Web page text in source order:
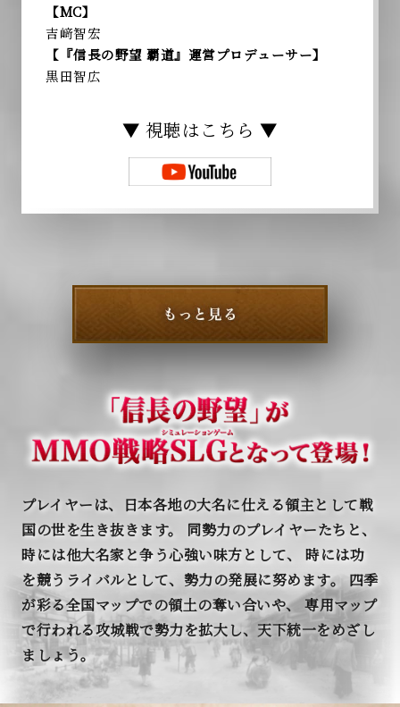
【MC】
吉﨑智宏
【『信長の野望 覇道』運営プロデューサー】
黒田智広
▼ 視聴はこちら ▼
プレイヤーは、日本各地の大名に仕える領主として戦
国の世を生き抜きます。
同勢力のプレイヤーたちと、
時には他大名家と争う心強い味方として、
時には功
を競うライバルとして、勢力の発展に努めます。四季
が彩る全国マップでの領土の奪い合いや、 専用マップ
で行われる攻城戦で勢力を拡大し、天下統一をめざし
ましょう。